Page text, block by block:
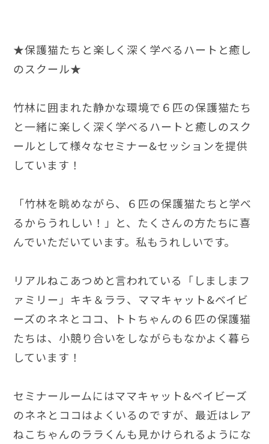
★保護猫たちと楽しく深く学べるハートと癒し
のスクール★
竹林に囲まれた静かな環境で６匹の保護猫たち
と一緒に楽しく深く学べるハートと癒しのスク
ールとして様々なセミナー&セッションを提供
しています！
「竹林を眺めながら、６匹の保護猫たちと学べ
るからうれしい！」と、たくさんの方たちに喜
んでいただいています。私もうれしいです。
リアルねこあつめと言われている「しましまフ
ァミリー」キキ＆ララ、ママキャット&ベイビ
ーズのネネとココ、トトちゃんの６匹の保護猫
たちは、小競り合いをしながらもなかよく暮ら
しています！
セミナールームにはママキャット&ベイビーズ
のネネとココはよくいるのですが、最近はレア
ねこちゃんのララくんも見かけられるようにな